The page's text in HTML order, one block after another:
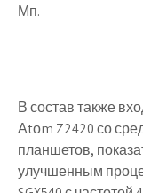
Мп.
В состав также
Аtоm Z2420 со
планшетов,
улучшенным